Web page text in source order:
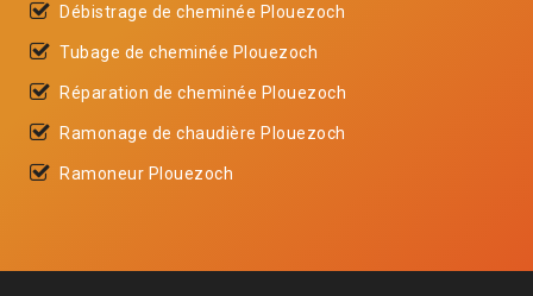
Débistrage de cheminée Plouezoch
Tubage de cheminée Plouezoch
Réparation de cheminée Plouezoch
Ramonage de chaudière Plouezoch
Ramoneur Plouezoch